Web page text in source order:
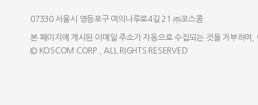
07330 서울시 영등포구 여의나루로4길 21 ㈜코스콤
본 페이지에 게시된 이메일 주소가 자동으로 수집되는 것을 거부하며
© KOSCOM CORP., ALL RIGHTS RESERVED